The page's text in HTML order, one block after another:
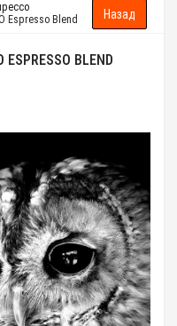
Espresso Blend
BLEND